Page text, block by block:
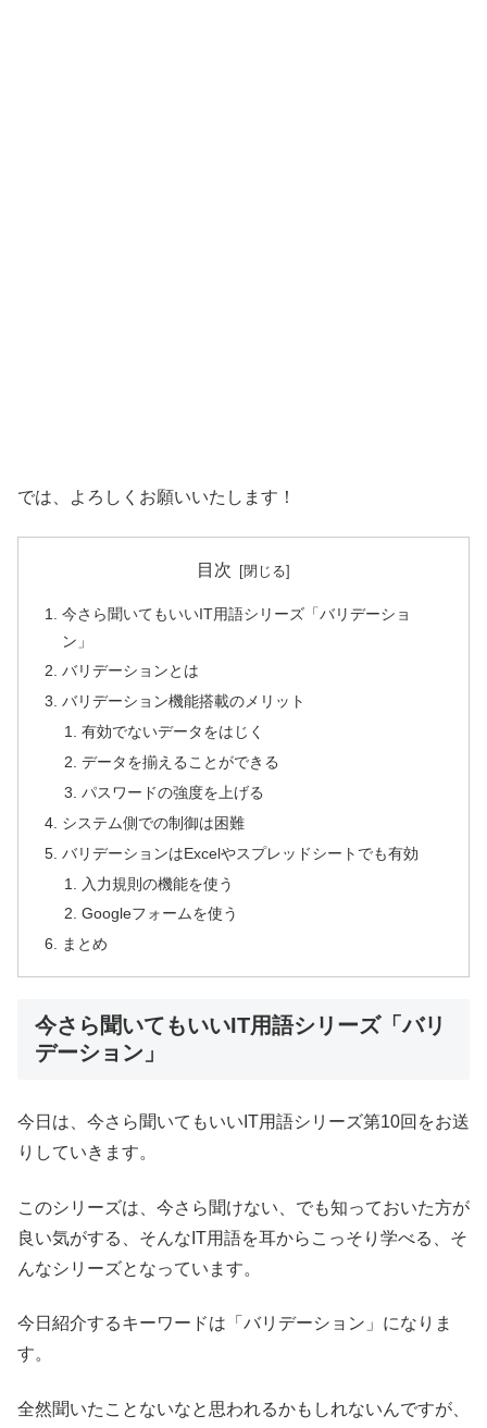
では、よろしくお願いいたします！
目次
今さら聞いてもいいIT用語シリーズ「バリデーショ
ン」
バリデーションとは
バリデーション機能搭載のメリット
有効でないデータをはじく
データを揃えることができる
パスワードの強度を上げる
システム側での制御は困難
バリデーションはExcelやスプレッドシートでも有効
入力規則の機能を使う
Googleフォームを使う
まとめ
今さら聞いてもいいIT用語シリーズ「バリ
デーション」
今日は、今さら聞いてもいいIT用語シリーズ第10回をお送
りしていきます。
このシリーズは、今さら聞けない、でも知っておいた方が
良い気がする、そんなIT用語を耳からこっそり学べる、そ
んなシリーズとなっています。
今日紹介するキーワードは「バリデーション」になりま
す。
全然聞いたことないなと思われるかもしれないんですが、